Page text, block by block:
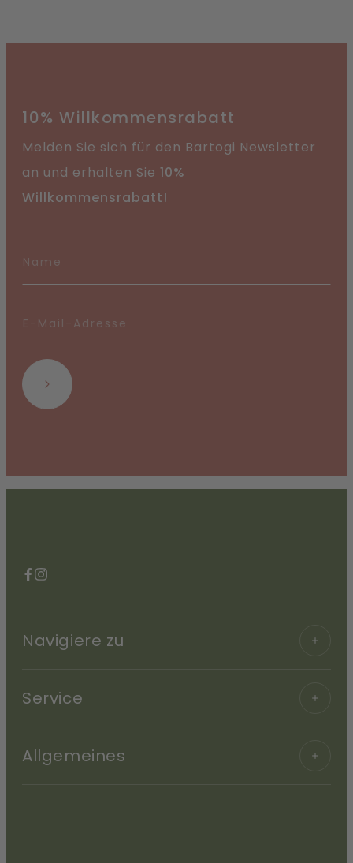
10% Willkommensrabatt
Melden Sie sich für den Bartogi Newsletter
an und erhalten Sie 10%
Willkommensrabatt!
Abonnieren
Navigiere zu
Service
Allgemeines